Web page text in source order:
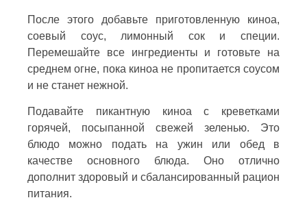
После этого добавьте приготовленную киноа,
соевый соус, лимонный сок и специи.
Перемешайте все ингредиенты и готовьте на
среднем огне, пока киноа не пропитается соусом
и не станет нежной.
Подавайте пикантную киноа с креветками
горячей, посыпанной свежей зеленью. Это
блюдо можно подать на ужин или обед в
качестве основного блюда. Оно отлично
дополнит здоровый и сбалансированный рацион
питания.